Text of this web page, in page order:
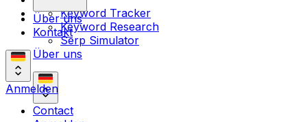
Über uns
Kontakt
Anmelden
Keyword Tracker
Keyword Research
Serp Simulator
Über uns
Contact